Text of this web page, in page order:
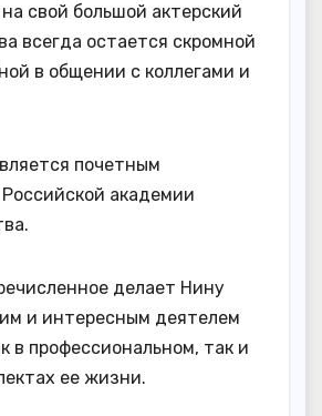
свой большой актерский
всегда остается скромной
в общении с коллегами и
почетным
академии
делает Нину
и интересным деятелем
в профессиональном, так и
ее жизни.